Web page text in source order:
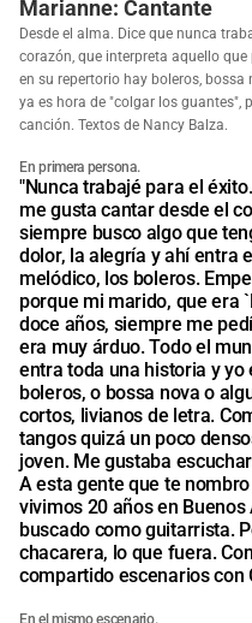
Marianne: Cantante
Desde el alma. Dice que nunca
corazón, que interpreta aquello
en su repertorio hay boleros,
ya es hora de "colgar los guantes",
canción. Textos de Nancy Balza.
En primera persona.
"Nunca trabajé para el
me gusta cantar desde el
siempre busco algo que
dolor, la alegría y ahí entra
melódico, los boleros.
porque mi marido, que era
doce años, siempre me
era muy árduo. Todo el
entra toda una historia y
boleros, o bossa nova o
cortos, livianos de letra.
tangos quizá un poco
joven. Me gustaba
A esta gente que te
vivimos 20 años en
buscado como guitarrista.
chacarera, lo que fuera.
compartido escenarios con
En el mismo escenario.